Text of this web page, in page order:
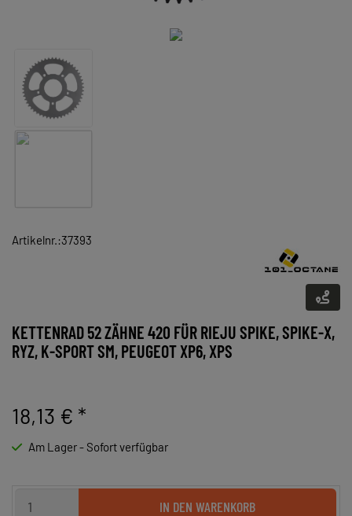
Artikelnr.:37393
KETTENRAD 52 ZÄHNE 420 FÜR RIEJU SPIKE, SPIKE-X,
RYZ, K-SPORT SM, PEUGEOT XP6, XPS
18,13 € *
Am Lager - Sofort verfügbar
IN DEN WARENKORB